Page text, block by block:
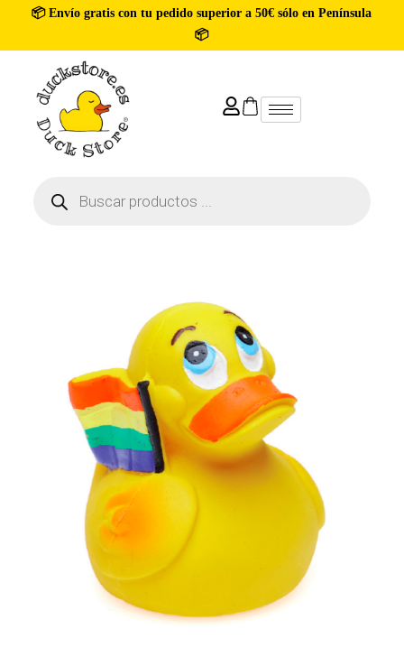
📦 Envío gratis con tu pedido superior a 50€ sólo en Península
📦